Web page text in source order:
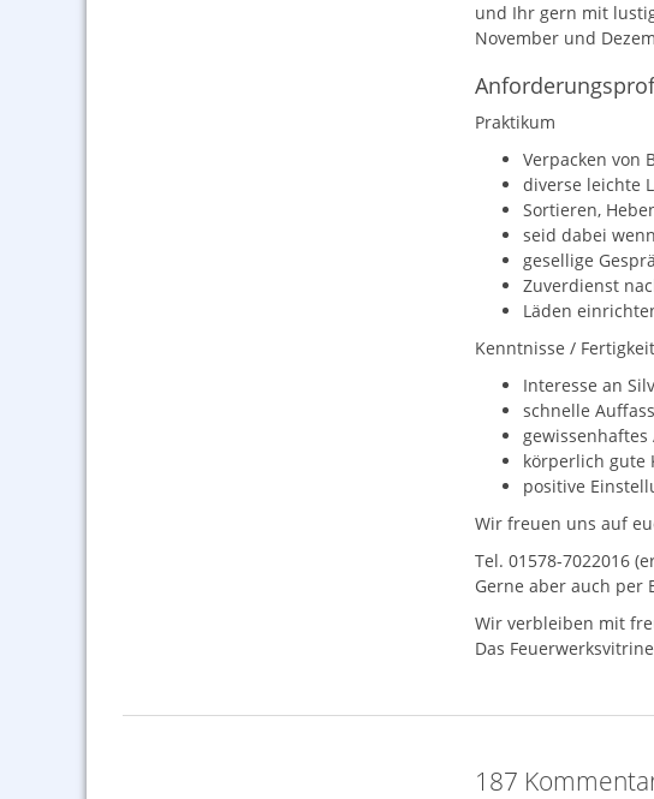
und Ihr gern mit
November und
Praktikum
Verpacken von
diverse leichte
Sortieren,
seid dabei
gesellige
Zuverdienst
Läden
Kenntnisse /
Interesse an
schnelle
gewissenhaftes
körperlich gute
positive
Wir freuen uns auf
Tel. 01578-7022016
Gerne aber auch per
Wir verbleiben mit
Das
187